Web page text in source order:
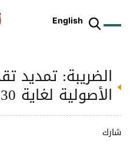
English
الضريبة: تمديد
الأصولية لغاية 30 أيار
شارك